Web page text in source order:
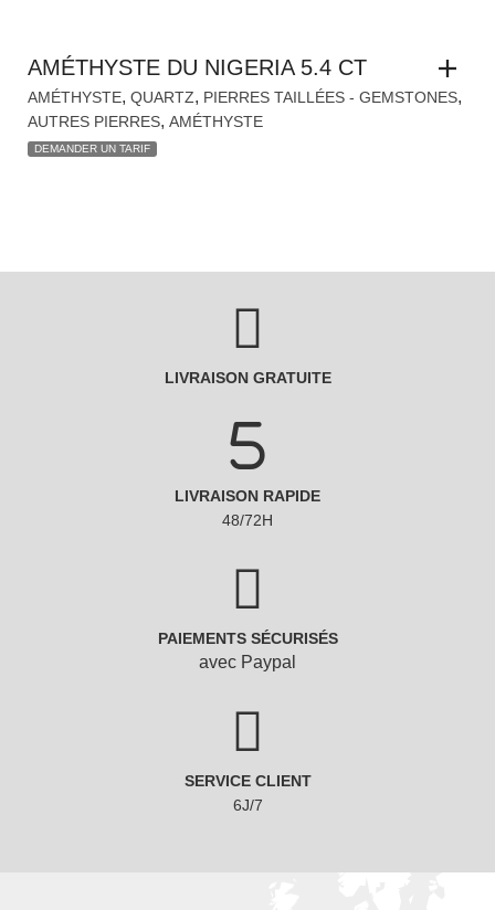
AMÉTHYSTE DU NIGERIA 5.4 CT
AMÉTHYSTE, QUARTZ, PIERRES TAILLÉES - GEMSTONES,
AUTRES PIERRES, AMÉTHYSTE
DEMANDER UN TARIF
LIVRAISON GRATUITE
LIVRAISON RAPIDE
48/72H
PAIEMENTS SÉCURISÉS
avec Paypal
SERVICE CLIENT
6J/7